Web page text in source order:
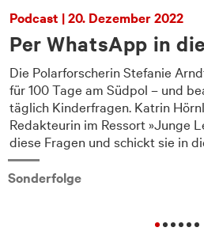
Podcast | 20. Dezember 2022
Per WhatsApp in
Die Polarforscherin Stefanie
für 100 Tage am Südpol – und
täglich Kinderfragen. Katrin
Redakteurin im Ressort »Junge
diese Fragen und schickt sie in
Sonderfolge